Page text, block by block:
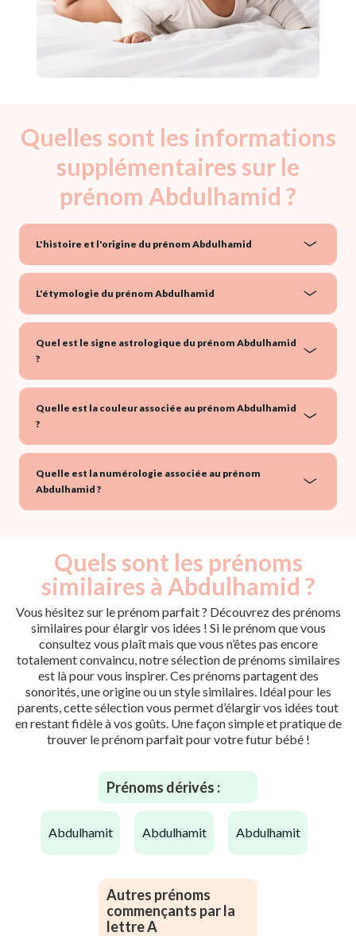
Quelles sont les informations
supplémentaires sur le
prénom Abdulhamid ?
L'histoire et l'origine du prénom Abdulhamid
L'étymologie du prénom Abdulhamid
Quel est le signe astrologique du prénom Abdulhamid
?
Quelle est la couleur associée au prénom Abdulhamid
?
Quelle est la numérologie associée au prénom
Abdulhamid ?
Quels sont les prénoms
similaires à Abdulhamid ?
Vous hésitez sur le prénom parfait ? Découvrez des prénoms
similaires pour élargir vos idées ! Si le prénom que vous
consultez vous plaît mais que vous n’êtes pas encore
totalement convaincu, notre sélection de prénoms similaires
est là pour vous inspirer. Ces prénoms partagent des
sonorités, une origine ou un style similaires. Idéal pour les
parents, cette sélection vous permet d’élargir vos idées tout
en restant fidèle à vos goûts. Une façon simple et pratique de
trouver le prénom parfait pour votre futur bébé !
Prénoms dérivés :
abdulhamit abdulhamit abdulhamit
Autres prénoms
commençants par la
lettre A